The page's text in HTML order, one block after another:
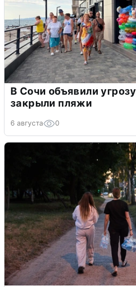
В Сочи объявили
закрыли пляжи
6 августа 0